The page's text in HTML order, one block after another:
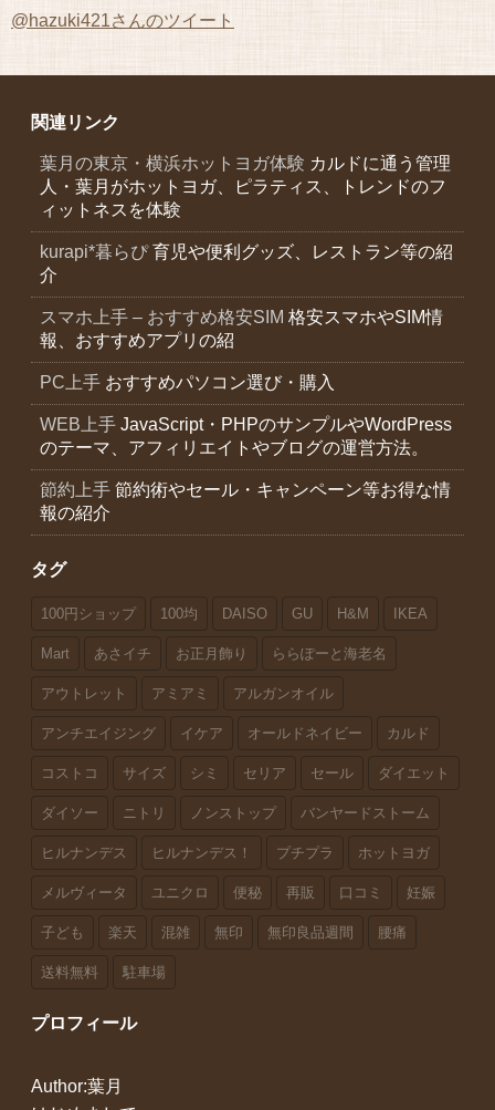
@hazuki421さんのツイート
関連リンク
葉月の東京・横浜ホットヨガ体験 カルドに通う管理
人・葉月がホットヨガ、ピラティス、トレンドのフ
ィットネスを体験
kurapi*暮らぴ育児や便利グッズ、レストラン等の紹
介
スマホ上手 – おすすめ格安SIM 格安スマホやSIM情
報、おすすめアプリの紹
PC上手 おすすめパソコン選び・購入
WEB上手 JavaScript・PHPのサンプルやWordPress
のテーマ、アフィリエイトやブログの運営方法。
節約上手 節約術やセール・キャンペーン等お得な情
報の紹介
タグ
100円ショップ 100均 DAISO GU H&M IKEA
Mart あさイチ お正月飾り ららぽーと海老名
アウトレット アミアミ アルガンオイル
アンチエイジング イケア オールドネイビー カルド
コストコ サイズ シミ セリア セール ダイエット
ダイソー ニトリ ノンストップ バンヤードストーム
ヒルナンデス ヒルナンデス！ プチプラ ホットヨガ
メルヴィータ ユニクロ 便秘 再販 口コミ 妊娠
子ども 楽天 混雑 無印 無印良品週間 腰痛
送料無料 駐車場
プロフィール
Author:葉月